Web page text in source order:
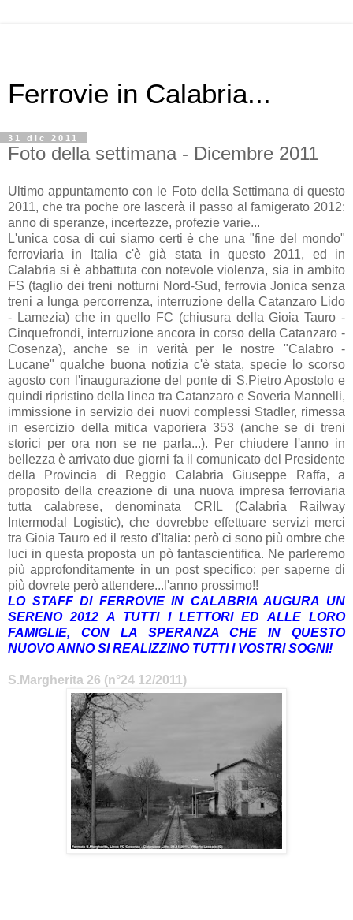
Ferrovie in Calabria...
31 dic 2011
Foto della settimana - Dicembre 2011
Ultimo appuntamento con le Foto della Settimana di questo
2011, che tra poche ore lascerà il passo al famigerato 2012:
anno di speranze, incertezze, profezie varie...
L'unica cosa di cui siamo certi è che una "fine del mondo"
ferroviaria in Italia c'è già stata in questo 2011, ed in
Calabria si è abbattuta con notevole violenza, sia in ambito
FS (taglio dei treni notturni Nord-Sud, ferrovia Jonica senza
treni a lunga percorrenza, interruzione della Catanzaro Lido
- Lamezia) che in quello FC (chiusura della Gioia Tauro -
Cinquefrondi, interruzione ancora in corso della Catanzaro -
Cosenza), anche se in verità per le nostre "Calabro -
Lucane" qualche buona notizia c'è stata, specie lo scorso
agosto con l'inaugurazione del ponte di S.Pietro Apostolo e
quindi ripristino della linea tra Catanzaro e Soveria Mannelli,
immissione in servizio dei nuovi complessi Stadler, rimessa
in esercizio della mitica vaporiera 353 (anche se di treni
storici per ora non se ne parla...). Per chiudere l'anno in
bellezza è arrivato due giorni fa il comunicato del Presidente
della Provincia di Reggio Calabria Giuseppe Raffa, a
proposito della creazione di una nuova impresa ferroviaria
tutta calabrese, denominata CRIL (Calabria Railway
Intermodal Logistic), che dovrebbe effettuare servizi merci
tra Gioia Tauro ed il resto d'Italia: però ci sono più ombre che
luci in questa proposta un pò fantascientifica. Ne parleremo
più approfonditamente in un post specifico: per saperne di
più dovrete però attendere...l'anno prossimo!!
LO STAFF DI FERROVIE IN CALABRIA AUGURA UN
SERENO 2012 A TUTTI I LETTORI ED ALLE LORO
FAMIGLIE, CON LA SPERANZA CHE IN QUESTO
NUOVO ANNO SI REALIZZINO TUTTI I VOSTRI SOGNI!
S.Margherita 26 (n°24 12/2011)